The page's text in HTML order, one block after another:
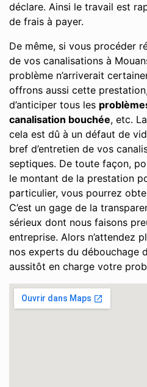
déclare. Ainsi le travail est
de frais à payer.
De même, si vous procéder
de vos canalisations à
problème n’arriverait
offrons aussi cette
d’anticiper tous les
canalisation bouchée, etc.
cela est dû à un défaut de
bref d’entretien de vos
septiques. De toute façon,
le montant de la prestation
particulier, vous pourrez
C’est un gage de la
sérieux dont nous faisons
entreprise. Alors n’attendez
nos experts du débouchage
aussitôt en charge votre